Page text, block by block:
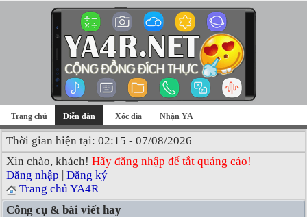
Trang chủ Diễn đàn Xóc đĩa Nhận YA
Thời gian hiện tại: 02:15 - 07/08/2026
Xin chào, khách! Hãy đăng nhập để tắt quảng cáo!
Đăng nhập | Đăng ký
Trang chủ YA4R
Công cụ & bài viết hay